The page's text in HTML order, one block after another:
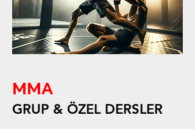
MMA
GRUP & ÖZEL DERSLER